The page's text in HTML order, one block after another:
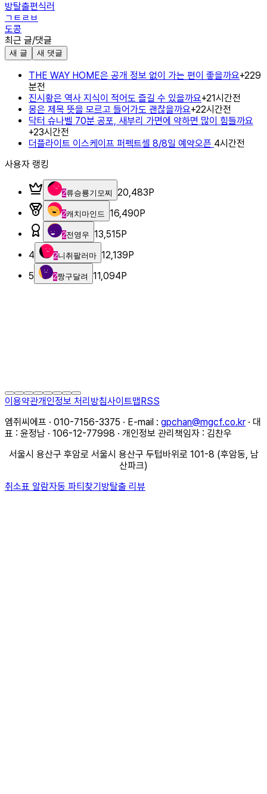
방탈출편식러
ㄱㅌㄹㅂ
도콩
최근 글/댓글
새 글 새 댓글
THE WAY HOME은 공개 정보 없이 가는 편이 좋을까요+229
분전
진시황은 역사 지식이 적어도 즐길 수 있을까요+21시간전
몽은 제목 뜻을 모르고 들어가도 괜찮을까요+22시간전
닥터 슈나벨 70분 공포, 새부리 가면에 약하면 많이 힘들까요
+23시간전
더플라이트 이스케이프 퍼펙트셀 8/8일 예약오픈 4시간전
사용자 랭킹
2류승룡기모찌 20,483P
2캐치마인드 16,490P
2전영우 13,515P
4
2니취팔러마 12,139P
5
2짱구달려 11,094P
이용약관개인정보 처리방침사이트맵RSS
엠쥐씨에프 · 010-7156-3375 · E-mail : gpchan@mgcf.co.kr · 대
표 : 윤정남 · 106-12-77998 · 개인정보 관리책임자 : 김찬우
서울시 용산구 후암로 서울시 용산구 두텁바위로 101-8 (후암동, 남
산파크)
취소표 알람자동 파티찾기방탈출 리뷰